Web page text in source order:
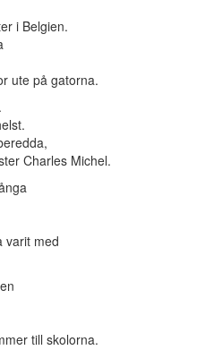
i Belgien.
ute på gatorna.
Charles Michel.
varit med
till skolorna.